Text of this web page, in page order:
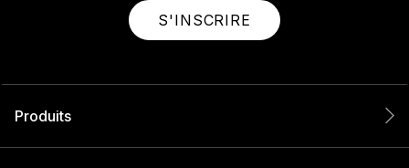
S'INSCRIRE
Produits